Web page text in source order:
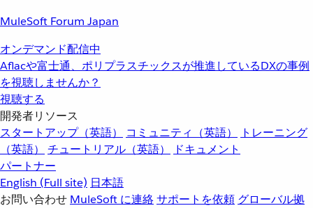
MuleSoft Forum Japan
オンデマンド配信中
Aflacや富士通、ポリプラスチックスが推進しているDXの事例
を視聴しませんか？
視聴する
開発者リソース
スタートアップ（英語）
コミュニティ（英語）
トレーニング
（英語）
チュートリアル（英語）
ドキュメント
パートナー
English (Full site) 日本語
お問い合わせ MuleSoft に連絡サポートを依頼 グローバル拠